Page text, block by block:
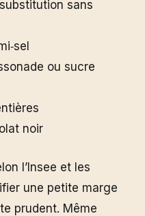
sans
ou sucre
noir
l’Insee et les
une petite marge
prudent. Même